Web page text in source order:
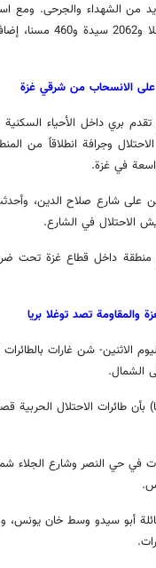
من الشهداء والجرحى. ومع
على الانسحاب من شرقي غزة
بري داخل الأحياء
وجرافة انطلاقاً من
في غزة.
على شارع صلاح الدين،
الاحتلال في الشارع.
داخل قطاع غزة تحت
والمقاومة تصد توغلا بريا
شن غارات بالطائرات
الشمال.
بأن طائرات الاحتلال
في حي النصر وشارع
أبو سيدو وسط خان يونس،